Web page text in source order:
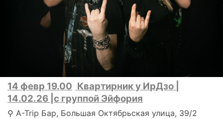
14 февр 19.00 Квартирник у ИрДзо |
14.02.26 |с группой Эйфория
⚲ A-Trip Бар, Большая Октябрьская улица, 39/2